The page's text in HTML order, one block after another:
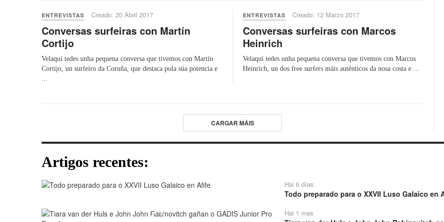
ENTREVISTAS Creado: 20 Abril 2017
Conversas surfeiras con Martín
Cortijo
Velaquí tedes unha pequena conversa que tivemos con Martín
Cortijo, un surfeiro da Coruña, que destaca pola súa potencia e
...
ENTREVISTAS Creado: 12 Marzo 2017
Conversas surfeiras con Marcos
Heinrich
Velaquí tedes unha pequena conversa que tivemos con Marcos
Heinrich, un dos free surfers máis auténticos da nosa costa e ...
CARGAR MÁIS
Artigos recentes:
Hai 6 días
Todo preparado para o XXVII Luso Galaico en
Hai 1 mes